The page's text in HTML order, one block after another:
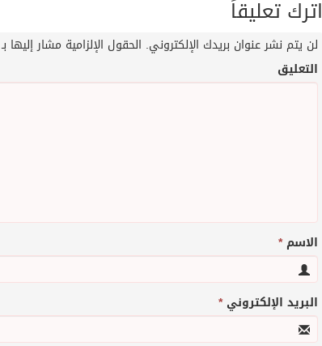
اترك تعليقاً
لن يتم نشر عنوان بريدك الإلكتروني. الحقول الإلزامية مشار إليها بـ
التعليق
الاسم*
البريد الإلكتروني*